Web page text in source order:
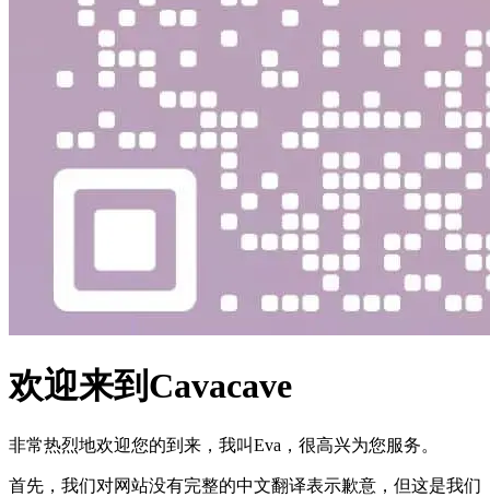
欢迎来到Cavacave
非常热烈地欢迎您的到来，我叫Eva，很高兴为您服务。
首先，我们对网站没有完整的中文翻译表示歉意，但这是我们